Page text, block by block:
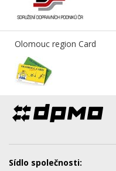
Olomouc region Card
Sídlo společnosti: